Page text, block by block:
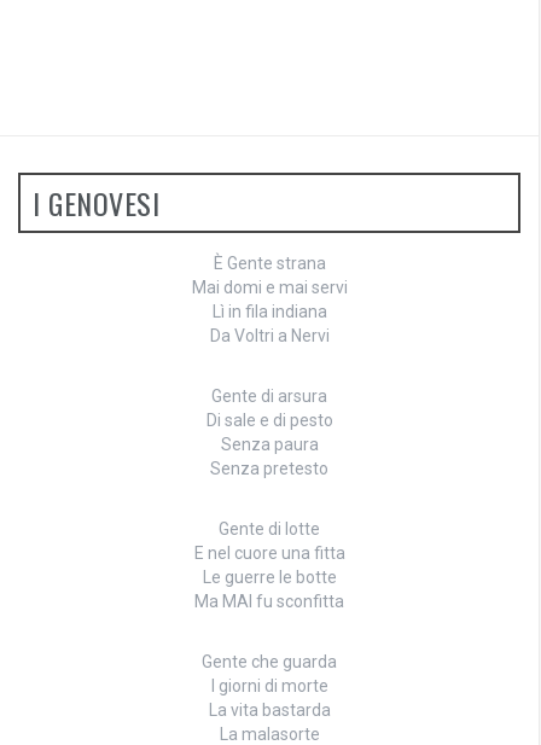
I GENOVESI
È Gente strana
Mai domi e mai servi
Lì in fila indiana
Da Voltri a Nervi
Gente di arsura
Di sale e di pesto
Senza paura
Senza pretesto
Gente di lotte
E nel cuore una fitta
Le guerre le botte
Ma MAI fu sconfitta
Gente che guarda
I giorni di morte
La vita bastarda
La malasorte